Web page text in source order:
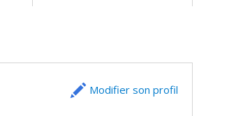
Modifier son profil